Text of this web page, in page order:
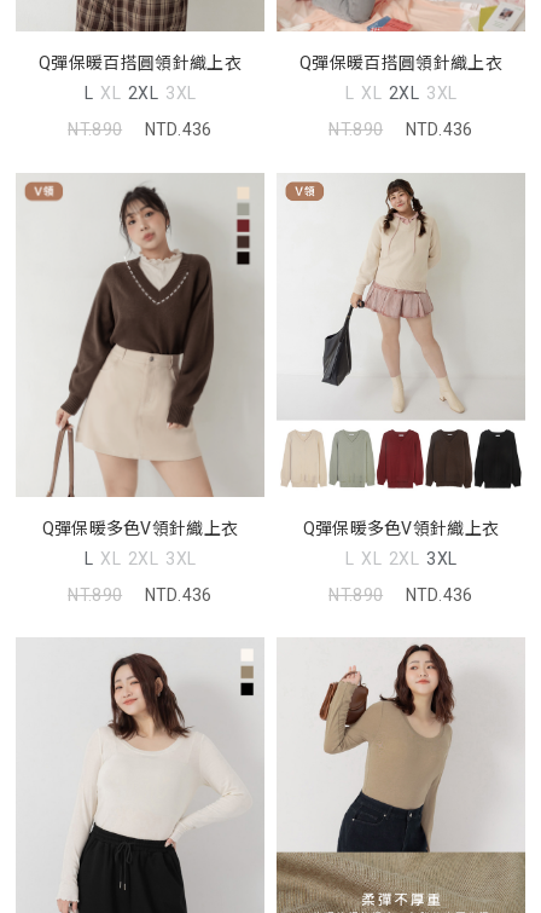
Q彈保暖百搭圓領針織上衣
L XL 2XL 3XL
NT.890
NTD.436
Q彈保暖百搭圓領針織上衣
L XL 2XL 3XL
NT.890
NTD.436
Q彈保暖多色V領針織上衣
L XL 2XL 3XL
NT.890
NTD.436
Q彈保暖多色V領針織上衣
L XL 2XL 3XL
NT.890
NTD.436